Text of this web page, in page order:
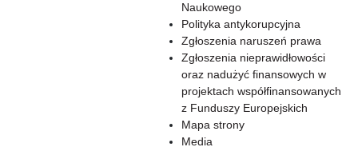
Naukowego
Polityka antykorupcyjna
Zgłoszenia naruszeń prawa
Zgłoszenia nieprawidłowości
oraz nadużyć finansowych w
projektach współfinansowanych
z Funduszy Europejskich
Mapa strony
Media